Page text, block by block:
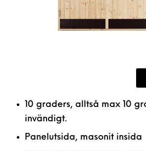
10 graders, alltså max 10
invändigt.
Panelutsida, masonit insida